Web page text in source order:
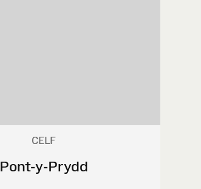
CELF
Pont-y-Prydd